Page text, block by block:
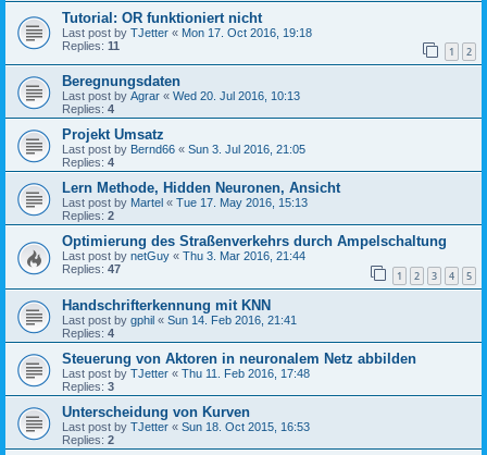
Tutorial: OR funktioniert nicht
Last post by TJetter « Mon 17. Oct 2016, 19:18
Replies: 11 1 2
Beregnungsdaten
Last post by Agrar « Wed 20. Jul 2016, 10:13
Replies: 4
Projekt Umsatz
Last post by Bernd66 « Sun 3. Jul 2016, 21:05
Replies: 4
Lern Methode, Hidden Neuronen, Ansicht
Last post by Martel « Tue 17. May 2016, 15:13
Replies: 2
Optimierung des Straßenverkehrs durch Ampelschaltung
Last post by netGuy « Thu 3. Mar 2016, 21:44
Replies: 47 1 2 3 4 5
Handschrifterkennung mit KNN
Last post by gphil « Sun 14. Feb 2016, 21:41
Replies: 4
Steuerung von Aktoren in neuronalem Netz abbilden
Last post by TJetter « Thu 11. Feb 2016, 17:48
Replies: 3
Unterscheidung von Kurven
Last post by TJetter « Sun 18. Oct 2015, 16:53
Replies: 2